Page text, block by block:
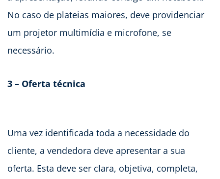
No caso de plateias maiores, deve providenciar
um projetor multimídia e microfone, se
necessário.
3 – Oferta técnica
Uma vez identificada toda a necessidade do
cliente, a vendedora deve apresentar a sua
oferta. Esta deve ser clara, objetiva, completa,